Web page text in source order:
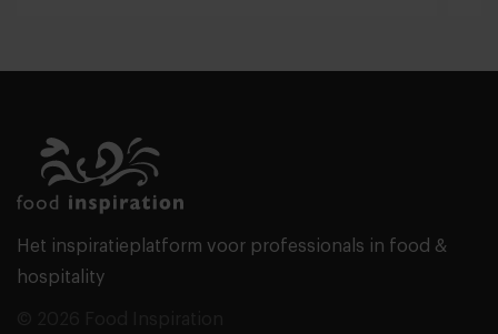
Het inspiratieplatform voor professionals in food &
hospitality